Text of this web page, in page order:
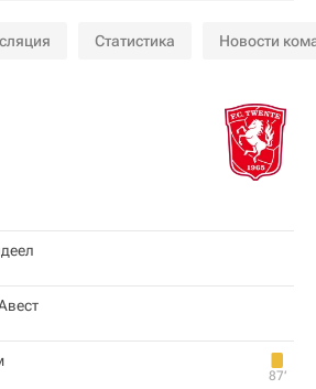
Статистика Новости
87‎’‎